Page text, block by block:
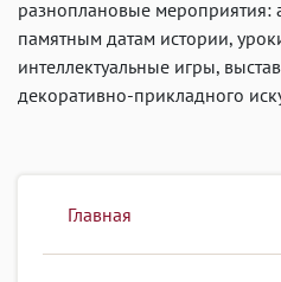
разноплановые мероприятия:
памятным датам истории,
интеллектуальные игры,
декоративно-прикладного
Главная